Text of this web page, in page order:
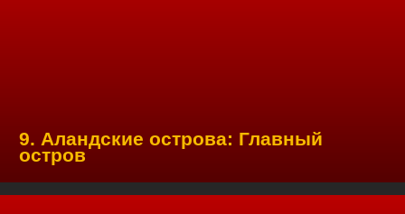
9. Аландские острова: Главный
остров